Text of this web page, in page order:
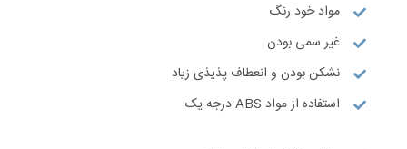
مواد خود رنگ
غیر سمی بودن
نشکن بودن و انعطاف پذیذی زیاد
استفاده از مواد ABS درجه یک